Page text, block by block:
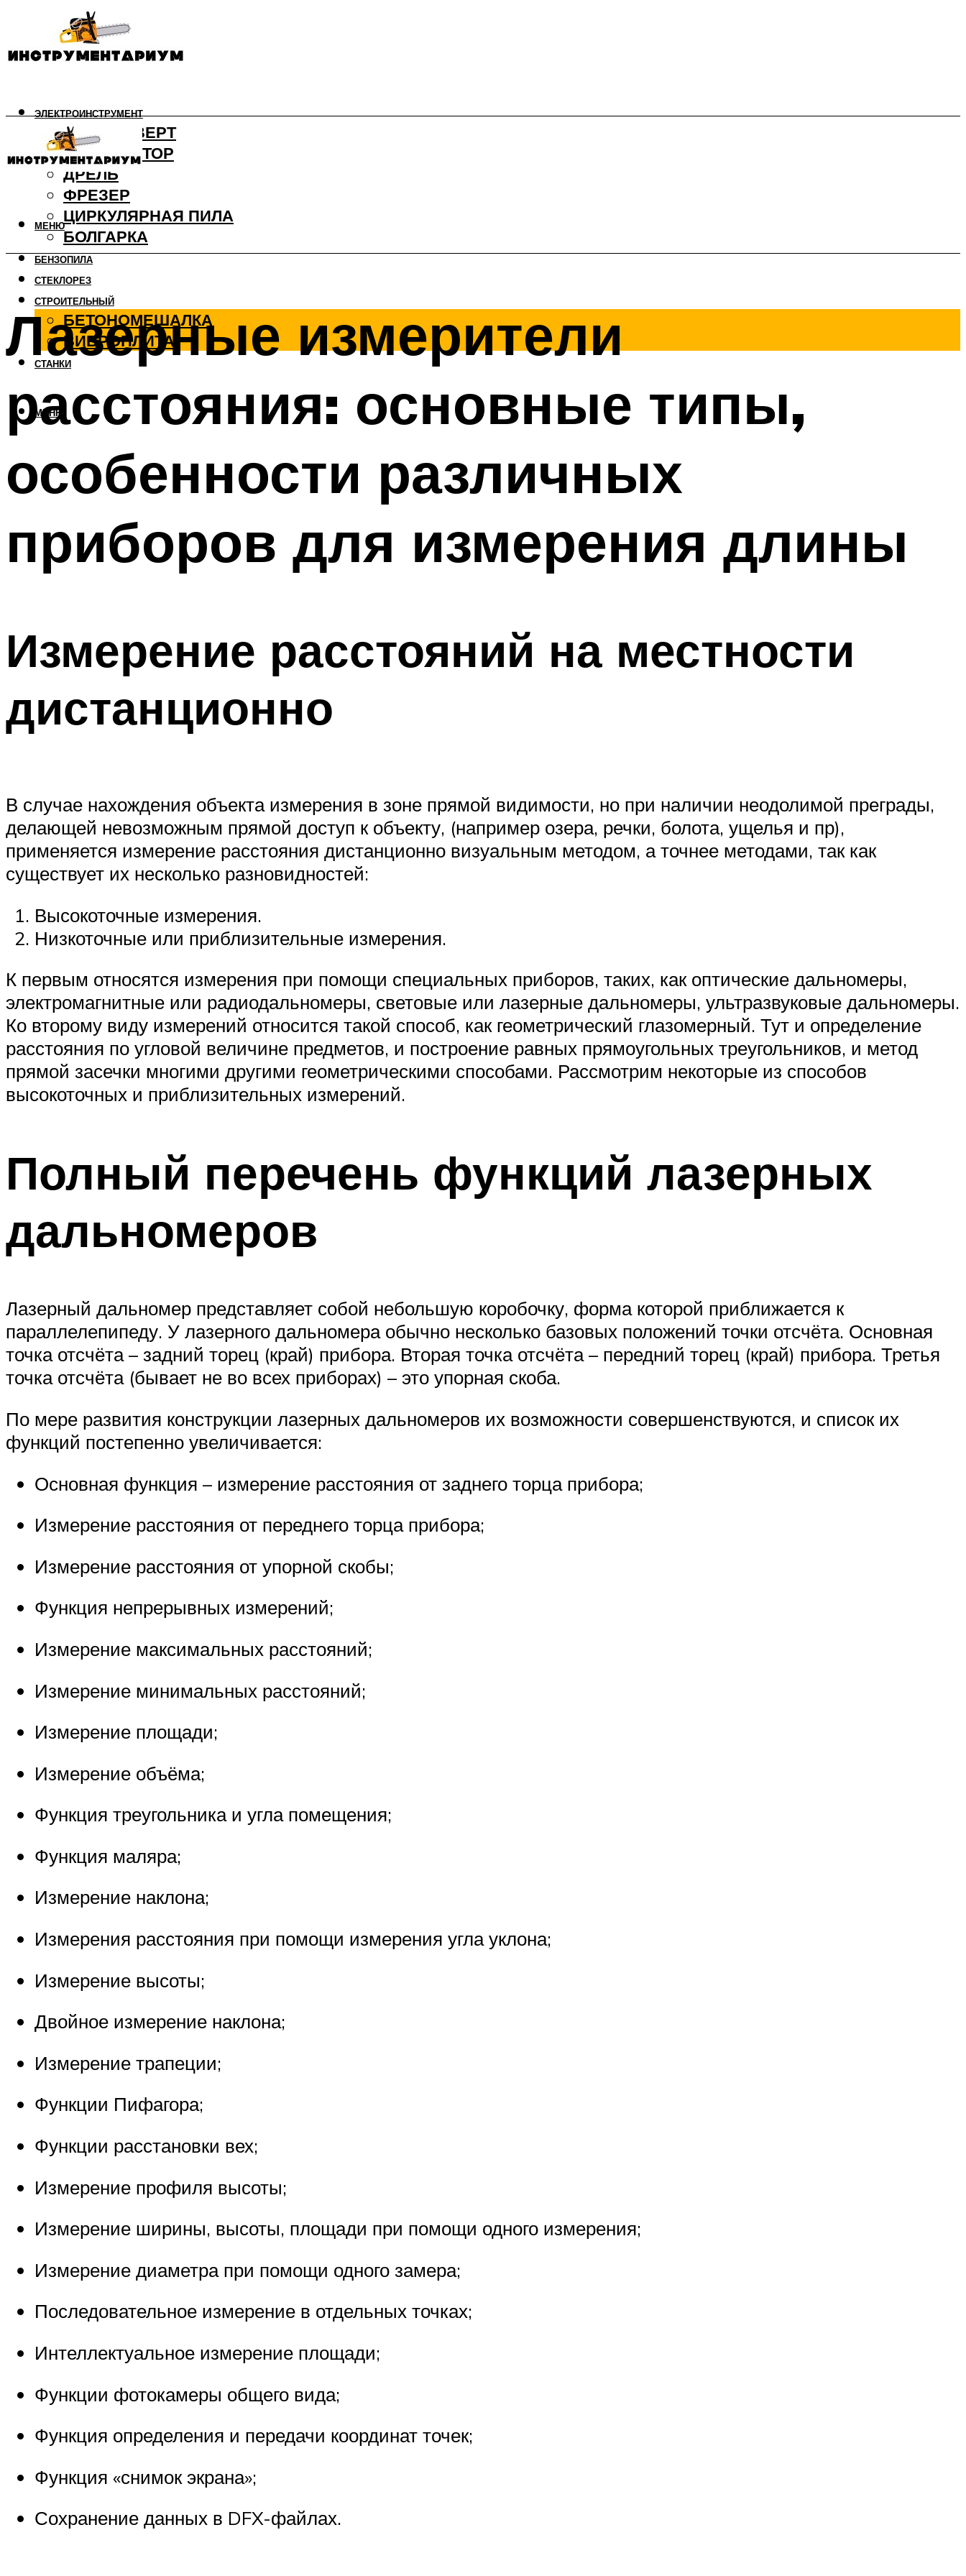
ЭЛЕКТРОИНСТРУМЕНТ
ШУРУПОВЕРТ
ПЕРФОРАТОР
ДРЕЛЬ
ФРЕЗЕР
ЦИРКУЛЯРНАЯ ПИЛА
БОЛГАРКА
БЕНЗОПИЛА
СТЕКЛОРЕЗ
СТРОИТЕЛЬНЫЙ
БЕТОНОМЕШАЛКА
ВИБРОПЛИТА
СТАНКИ
МЕНЮ
МЕНЮ
Лазерные измерители
расстояния: основные типы,
особенности различных
приборов для измерения длины
Измерение расстояний на местности
дистанционно
В случае нахождения объекта измерения в зоне прямой видимости, но при наличии неодолимой преграды,
делающей невозможным прямой доступ к объекту, (например озера, речки, болота, ущелья и пр),
применяется измерение расстояния дистанционно визуальным методом, а точнее методами, так как
существует их несколько разновидностей:
Высокоточные измерения.
Низкоточные или приблизительные измерения.
К первым относятся измерения при помощи специальных приборов, таких, как оптические дальномеры,
электромагнитные или радиодальномеры, световые или лазерные дальномеры, ультразвуковые дальномеры.
Ко второму виду измерений относится такой способ, как геометрический глазомерный. Тут и определение
расстояния по угловой величине предметов, и построение равных прямоугольных треугольников, и метод
прямой засечки многими другими геометрическими способами. Рассмотрим некоторые из способов
высокоточных и приблизительных измерений.
Полный перечень функций лазерных
дальномеров
Лазерный дальномер представляет собой небольшую коробочку, форма которой приближается к
параллелепипеду. У лазерного дальномера обычно несколько базовых положений точки отсчёта. Основная
точка отсчёта – задний торец (край) прибора. Вторая точка отсчёта – передний торец (край) прибора. Третья
точка отсчёта (бывает не во всех приборах) – это упорная скоба.
По мере развития конструкции лазерных дальномеров их возможности совершенствуются, и список их
функций постепенно увеличивается:
Основная функция – измерение расстояния от заднего торца прибора;
Измерение расстояния от переднего торца прибора;
Измерение расстояния от упорной скобы;
Функция непрерывных измерений;
Измерение максимальных расстояний;
Измерение минимальных расстояний;
Измерение площади;
Измерение объёма;
Функция треугольника и угла помещения;
Функция маляра;
Измерение наклона;
Измерения расстояния при помощи измерения угла уклона;
Измерение высоты;
Двойное измерение наклона;
Измерение трапеции;
Функции Пифагора;
Функции расстановки вех;
Измерение профиля высоты;
Измерение ширины, высоты, площади при помощи одного измерения;
Измерение диаметра при помощи одного замера;
Последовательное измерение в отдельных точках;
Интеллектуальное измерение площади;
Функции фотокамеры общего вида;
Функция определения и передачи координат точек;
Функция «снимок экрана»;
Сохранение данных в DFX-файлах.